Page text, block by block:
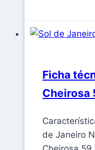
Ficha
Cheirosa
de Janeiro